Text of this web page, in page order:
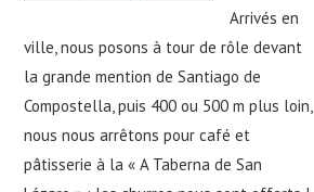
Arrivés en
ville, nous posons à tour de rôle devant
la grande mention de Santiago de
Compostella, puis 400 ou 500 m plus loin,
nous nous arrêtons pour café et
pâtisserie à la « A Taberna de San